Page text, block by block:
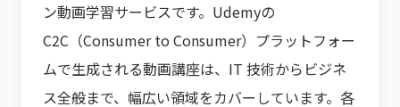
ン動画学習サービスです。Udemyの
C2C（Consumer to Consumer）プラットフォー
ムで生成される動画講座は、IT 技術からビジネ
ス全般まで、幅広い領域をカバーしています。各